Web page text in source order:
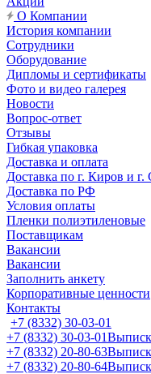
О Компании
История компании
Сотрудники
Оборудование
Дипломы и сертификаты
Фото и видео галерея
Новости
Вопрос-ответ
Отзывы
Гибкая упаковка
Доставка и оплата
Доставка по г. Киров и
Доставка по РФ
Условия оплаты
Пленки полиэтиленовые
Поставщикам
Вакансии
Вакансии
Заполнить анкету
Корпоративные ценности
Контакты
+7 (8332) 30-03-01
+7 (8332) 30-03-01
+7 (8332) 20-80-63
+7 (8332) 20-80-64